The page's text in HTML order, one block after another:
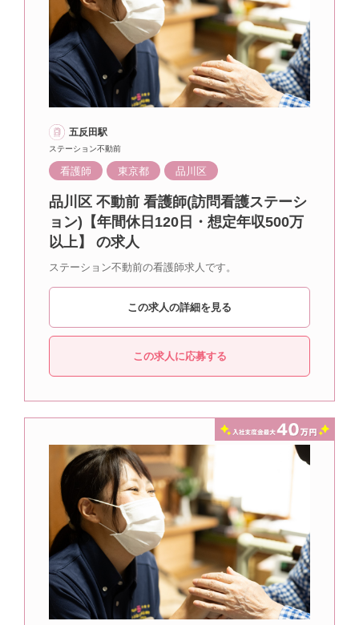
五反田駅
ステーション不動前
看護師 東京都 品川区
品川区 不動前 看護師(訪問看護ステーシ
ョン)【年間休日120日・想定年収500万
以上】 の求人
ステーション不動前の看護師求人です。
この求人の詳細を見る
この求人に応募する